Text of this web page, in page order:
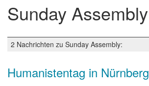
Sunday Assembly
2 Nachrichten zu Sunday Assembly:
Humanistentag in Nürnberg